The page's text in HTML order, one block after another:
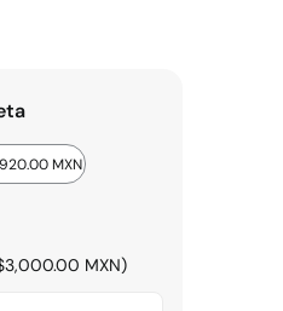
MXN
MXN)